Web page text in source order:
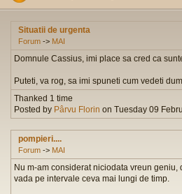
Situatii de urgenta
Forum -> MAI
Domnule Cassius, imi place sa cred ca
Puteti, va rog, sa imi spuneti cum vedeti
Thanked 1 time
Posted by Pârvu Florin on Tuesday 09
pompieri....
Forum -> MAI
Nu m-am considerat niciodata vreun
vada pe intervale ceva mai lungi de timp.